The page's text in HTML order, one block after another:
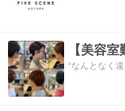
“なんとなく